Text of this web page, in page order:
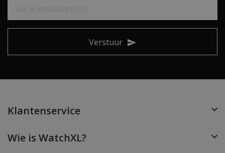
Verstuur
Klantenservice
Wie is WatchXL?